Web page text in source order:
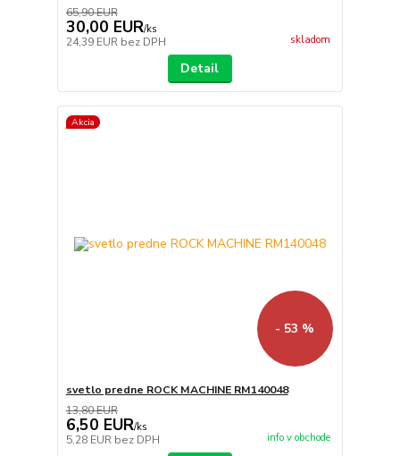
65,90 EUR
30,00 EUR/ks
24,39 EUR bez DPH skladom
Detail
Akcia
- 53 %
svetlo predne ROCK MACHINE RM140048
13,80 EUR
6,50 EUR/ks
5,28 EUR bez DPH info v obchode